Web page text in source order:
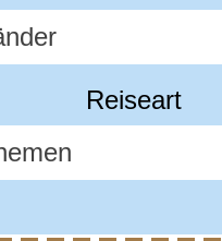
Reiseart